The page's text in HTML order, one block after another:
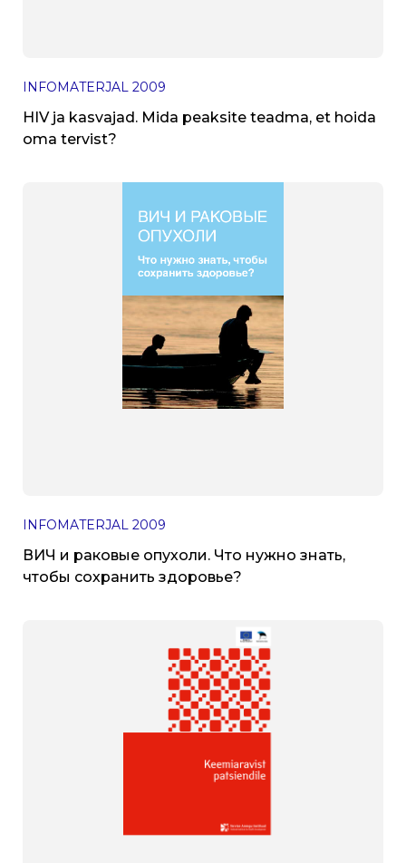
INFOMATERJAL 2009
HIV ja kasvajad. Mida peaksite teadma, et hoida
oma tervist?
INFOMATERJAL 2009
ВИЧ и раковые опухоли. Что нужно знать,
чтобы cохранить здоровье?